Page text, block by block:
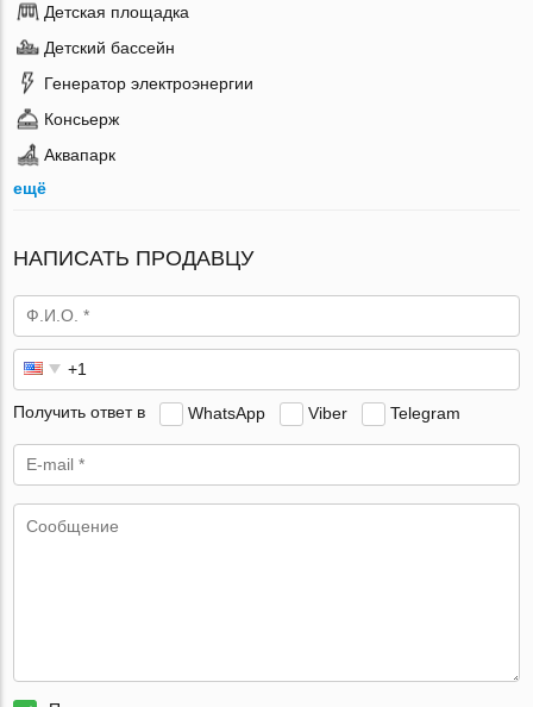
Детская площадка
Детский бассейн
Генератор электроэнергии
Консьерж
Аквапарк
ещё
НАПИСАТЬ ПРОДАВЦУ
Получить ответ в WhatsApp Viber Telegram